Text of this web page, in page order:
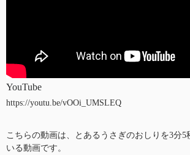
YouTube
https://youtu.be/vOOi_UMSLEQ
こちらの動画は、とあるうさぎのおしりを3分5
いる動画です。